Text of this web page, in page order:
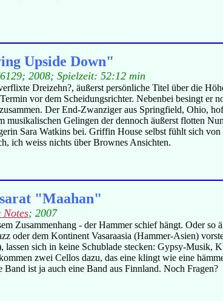
Upside Down"
2008; Spielzeit: 52:12 min
Dreizehn?, äußerst persönliche Titel über die
vor dem Scheidungsrichter. Nebenbei besingt er
Der End-Zwanziger aus Springfield, Ohio,
Gelingen der dennoch äußerst flotten
Sara Watkins bei. Griffin House selbst fühlt sich
ich weiss nichts über Brownes Ansichten.
"Maahan"
; 2007
Zusammenhang - der Hammer schief hängt. Oder
dem Kontinent Vasaraasia (Hammer-Asien)
lassen sich in keine Schublade stecken: Gypsy-Musik,
zwei Cellos dazu, das eine klingt wie eine
ist ja auch eine Band aus Finnland. Noch Fragen?